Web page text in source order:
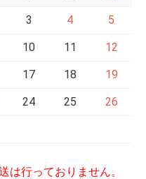
3 4 5
10 11 12
17 18 19
24 25 26
は行っておりません。